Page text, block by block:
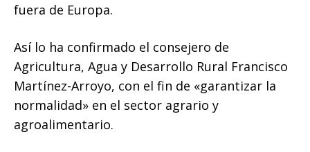
fuera de Europa.
Así lo ha confirmado el consejero de
Agricultura, Agua y Desarrollo Rural Francisco
Martínez-Arroyo, con el fin de «garantizar la
normalidad» en el sector agrario y
agroalimentario.